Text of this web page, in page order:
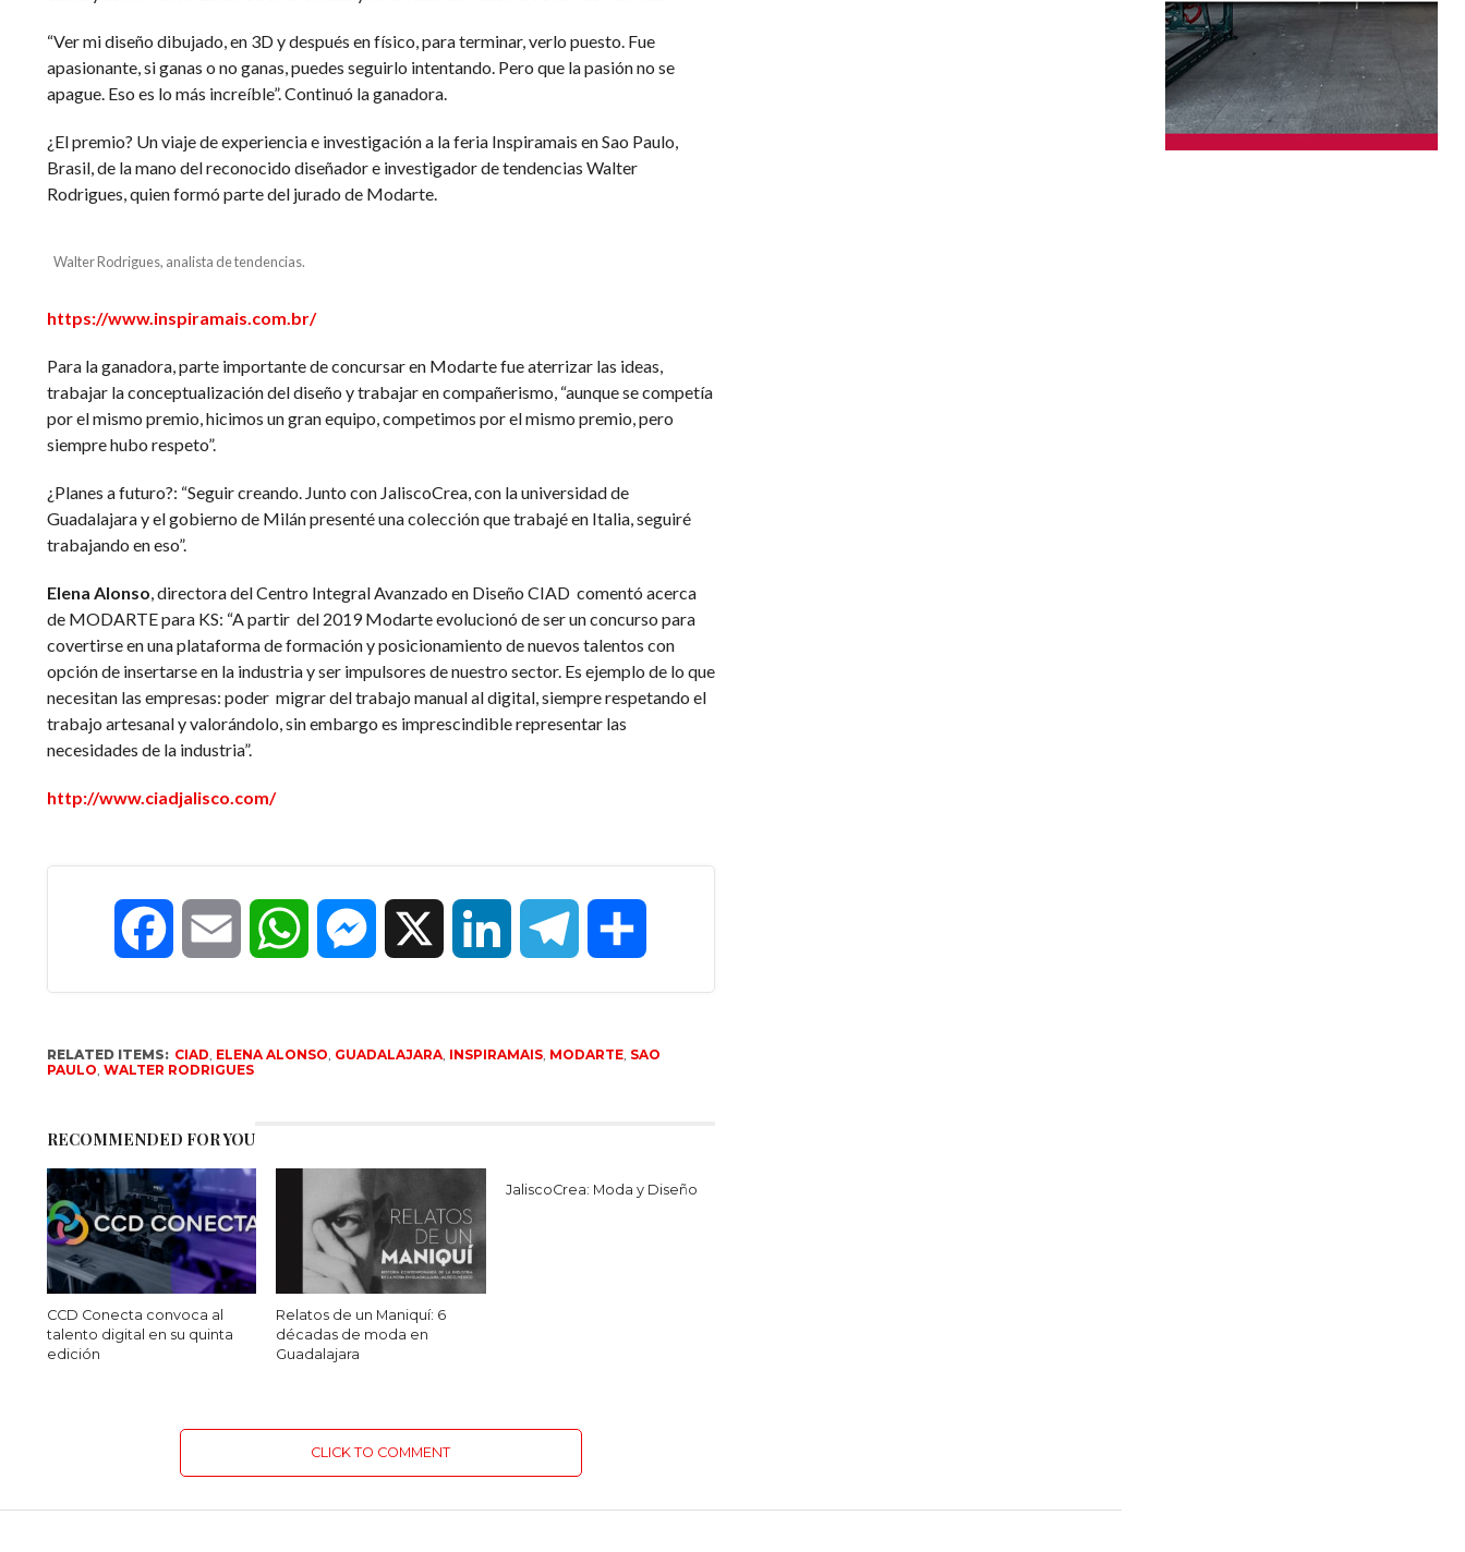
“Ver mi diseño dibujado, en 3D y después en físico, para terminar, verlo puesto. Fue
apasionante, si ganas o no ganas, puedes seguirlo intentando. Pero que la pasión no se
apague. Eso es lo más increíble”. Continuó la ganadora.
¿El premio? Un viaje de experiencia e investigación a la feria Inspiramais en Sao Paulo,
Brasil, de la mano del reconocido diseñador e investigador de tendencias Walter
Rodrigues, quien formó parte del jurado de Modarte.
Walter Rodrigues, analista de tendencias.
https://www.inspiramais.com.br/
Para la ganadora, parte importante de concursar en Modarte fue aterrizar las ideas,
trabajar la conceptualización del diseño y trabajar en compañerismo, “aunque se competía
por el mismo premio, hicimos un gran equipo, competimos por el mismo premio, pero
siempre hubo respeto”.
¿Planes a futuro?: “Seguir creando. Junto con JaliscoCrea, con la universidad de
Guadalajara y el gobierno de Milán presenté una colección que trabajé en Italia, seguiré
trabajando en eso”.
Elena Alonso, directora del Centro Integral Avanzado en Diseño CIAD comentó acerca
de MODARTE para KS: “A partir del 2019 Modarte evolucionó de ser un concurso para
covertirse en una plataforma de formación y posicionamiento de nuevos talentos con
opción de insertarse en la industria y ser impulsores de nuestro sector. Es ejemplo de lo que
necesitan las empresas: poder migrar del trabajo manual al digital, siempre respetando el
trabajo artesanal y valorándolo, sin embargo es imprescindible representar las
necesidades de la industria”.
http://www.ciadjalisco.com/
Facebook Email WhatsAppMessenger LinkedIn Telegram
RELATED ITEMS: CIAD, ELENA ALONSO, GUADALAJARA, INSPIRAMAIS, MODARTE, SAO
PAULO, WALTER RODRIGUES
RECOMMENDED FOR YOU
CCD Conecta convoca al
talento digital en su quinta
edición
Relatos de un Maniquí: 6
décadas de moda en
Guadalajara
JaliscoCrea: Moda y Diseño
CLICK TO COMMENT